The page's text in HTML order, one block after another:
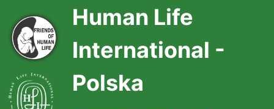
Human Life
International -
Polska